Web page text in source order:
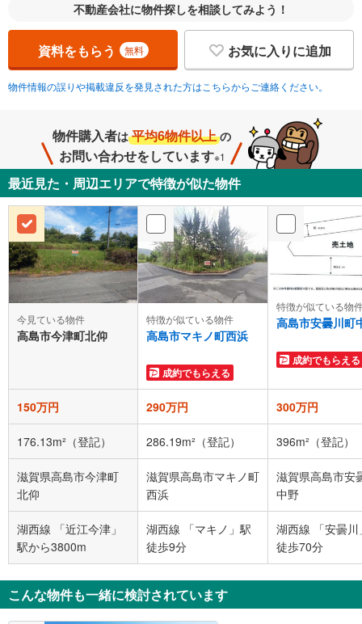
不動産会社に物件探しを相談してみよう！
資料をもらう 無料 お気に入りに追加
物件情報の誤りや掲載違反を発見された方はこちらからご連絡ください。
物件購入者は 平均6物件以上 の
お問い合わせをしています※1
最近見た・周辺エリアで特徴が似た物件
今見ている物件
高島市今津町北仰
特徴が似ている物件
高島市マキノ町西浜
成約でもらえる
特徴が似ている物
高島市安曇川町
成約でもらえる
150万円 290万円 300万円
176.13m²（登記） 286.19m²（登記） 396m²（登記）
滋賀県高島市今津町
北仰
滋賀県高島市マキノ町
西浜
滋賀県高島市安
中野
湖西線 「近江今津」
駅から3800m
湖西線 「マキノ」駅
徒歩9分
湖西線 「安曇川
徒歩70分
こんな物件も一緒に検討されています